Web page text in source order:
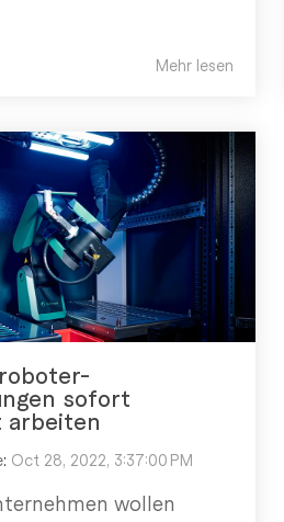
Mehr lesen
sofort
arbeiten
: Oct 28, 2022, 3:37:00 PM
wollen